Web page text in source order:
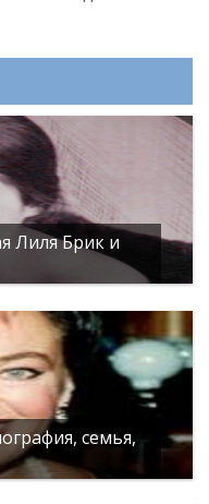
Лиля Брик и
семья,